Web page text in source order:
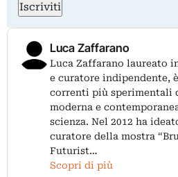
Iscriviti
Luca Zaffarano
Luca Zaffarano laureato
e curatore indipendente,
correnti più sperimentali
moderna e
scienza. Nel 2012 ha
curatore della mostra
Futurist…
Scopri di più